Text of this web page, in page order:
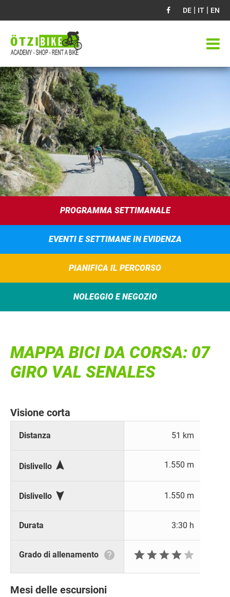
DE | IT | EN
PROGRAMMA SETTIMANALE
EVENTI E SETTIMANE IN EVIDENZA
PIANIFICA IL PERCORSO
NOLEGGIO E NEGOZIO
MAPPA BICI DA CORSA: 07
GIRO VAL SENALES
Visione corta
Distanza 51 km
Dislivello  1.550 m
Dislivello  1.550 m
Durata 3:30 h
Grado di allenamento  

Mesi delle escursioni